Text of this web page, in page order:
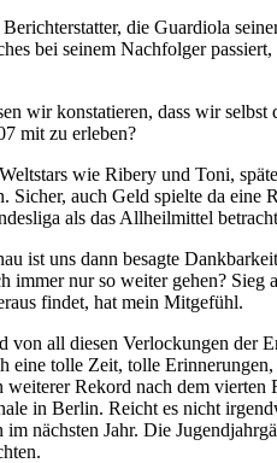
die Guardiola
bei seinem Nachfolger
wir konstatieren, dass wir
mit zu erleben?
wie Ribery und Toni,
Sicher, auch Geld spielte da
als das Allheilmittel
ist uns dann besagte
immer nur so weiter gehen?
findet, hat mein Mitgefühl.
all diesen Verlockungen der
eine tolle Zeit, tolle
Rekord nach dem
in Berlin. Reicht es nicht
nächsten Jahr. Die